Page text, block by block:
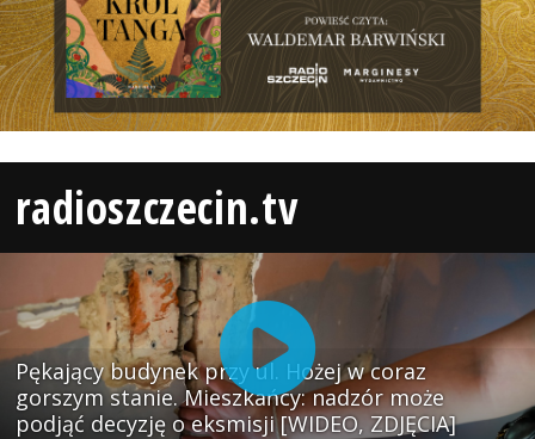
radioszczecin.tv
Pękający budynek przy ul. Hożej w coraz
gorszym stanie. Mieszkańcy: nadzór może
podjąć decyzję o eksmisji [WIDEO, ZDJĘCIA]